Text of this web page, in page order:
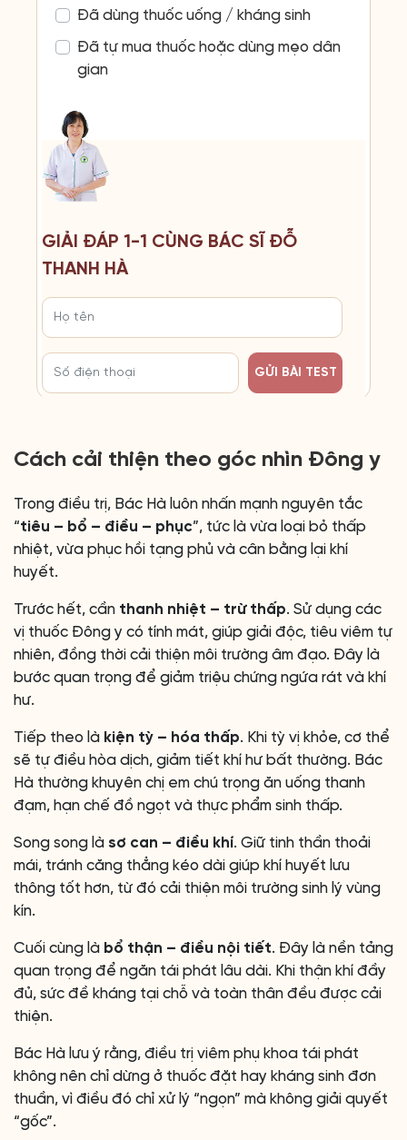
Đã dùng thuốc uống / kháng sinh
Đã tự mua thuốc hoặc dùng mẹo dân
gian
GIẢI ĐÁP 1-1 CÙNG BÁC SĨ ĐỖ
THANH HÀ
GỬI BÀI TEST
Cách cải thiện theo góc nhìn Đông y
Trong điều trị, Bác Hà luôn nhấn mạnh nguyên tắc
“tiêu – bổ – điều – phục”, tức là vừa loại bỏ thấp
nhiệt, vừa phục hồi tạng phủ và cân bằng lại khí
huyết.
Trước hết, cần thanh nhiệt – trừ thấp. Sử dụng các
vị thuốc Đông y có tính mát, giúp giải độc, tiêu viêm tự
nhiên, đồng thời cải thiện môi trường âm đạo. Đây là
bước quan trọng để giảm triệu chứng ngứa rát và khí
hư.
Tiếp theo là kiện tỳ – hóa thấp. Khi tỳ vị khỏe, cơ thể
sẽ tự điều hòa dịch, giảm tiết khí hư bất thường. Bác
Hà thường khuyên chị em chú trọng ăn uống thanh
đạm, hạn chế đồ ngọt và thực phẩm sinh thấp.
Song song là sơ can – điều khí. Giữ tinh thần thoải
mái, tránh căng thẳng kéo dài giúp khí huyết lưu
thông tốt hơn, từ đó cải thiện môi trường sinh lý vùng
kín.
Cuối cùng là bổ thận – điều nội tiết. Đây là nền tảng
quan trọng để ngăn tái phát lâu dài. Khi thận khí đầy
đủ, sức đề kháng tại chỗ và toàn thân đều được cải
thiện.
Bác Hà lưu ý rằng, điều trị viêm phụ khoa tái phát
không nên chỉ dừng ở thuốc đặt hay kháng sinh đơn
thuần, vì điều đó chỉ xử lý “ngọn” mà không giải quyết
“gốc”.